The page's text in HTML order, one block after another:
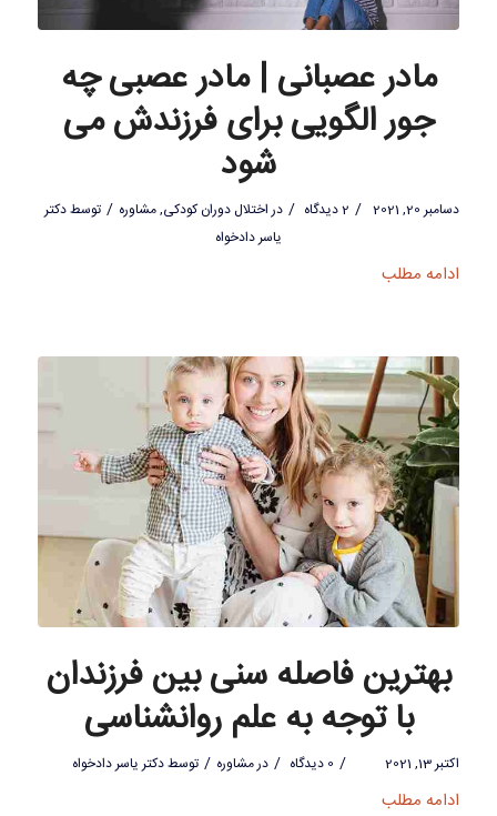
مادر عصبانی | مادر عصبی چه
جور الگویی برای فرزندش می
شود
دسامبر 20, 2021 / 2 دیدگاه / در اختلال دوران کودکی,مشاوره / توسطدکتر
یاسر دادخواه
ادامه مطلب
بهترین فاصله سنی بین فرزندان
با توجه به علم روانشناسی
اکتبر 13, 2021 / 0 دیدگاه / درمشاوره / توسطدکتر یاسر دادخواه
ادامه مطلب